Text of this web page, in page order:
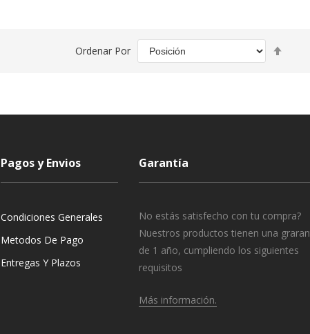
Ordenar Por
Pagos y Envios
Condiciones Generales
Metodos De Pago
Entregas Y Plazos
Garantía
No estás satisfecho con tu compra?
Nuestros productos tienen una
de 1 año, cumpliendo los siguientes
requisitos
Más información.